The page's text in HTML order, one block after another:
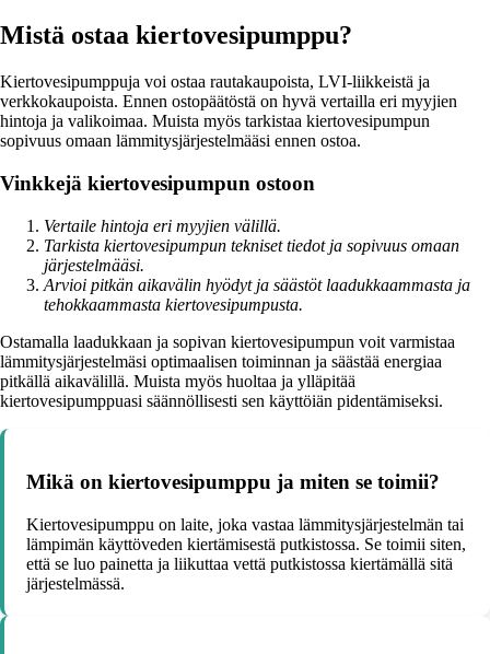
Mistä ostaa kiertovesipumppu?
Kiertovesipumppuja voi ostaa rautakaupoista, LVI-liikkeistä ja
verkkokaupoista. Ennen ostopäätöstä on hyvä vertailla eri myyjien
hintoja ja valikoimaa. Muista myös tarkistaa kiertovesipumpun
sopivuus omaan lämmitysjärjestelmääsi ennen ostoa.
Vinkkejä kiertovesipumpun ostoon
Vertaile hintoja eri myyjien välillä.
Tarkista kiertovesipumpun tekniset tiedot ja sopivuus omaan
järjestelmääsi.
Arvioi pitkän aikavälin hyödyt ja säästöt laadukkaammasta ja
tehokkaammasta kiertovesipumpusta.
Ostamalla laadukkaan ja sopivan kiertovesipumpun voit varmistaa
lämmitysjärjestelmäsi optimaalisen toiminnan ja säästää energiaa
pitkällä aikavälillä. Muista myös huoltaa ja ylläpitää
kiertovesipumppuasi säännöllisesti sen käyttöiän pidentämiseksi.
Mikä on kiertovesipumppu ja miten se toimii?
Kiertovesipumppu on laite, joka vastaa lämmitysjärjestelmän tai
lämpimän käyttöveden kiertämisestä putkistossa. Se toimii siten,
että se luo painetta ja liikuttaa vettä putkistossa kiertämällä sitä
järjestelmässä.